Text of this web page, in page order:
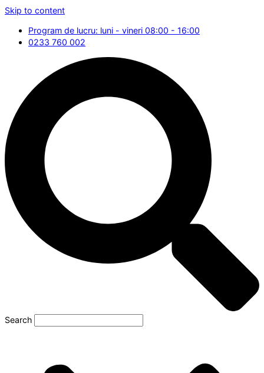
Skip to content
Program de lucru: luni - vineri 08:00 - 16:00
0233 760 002
Search